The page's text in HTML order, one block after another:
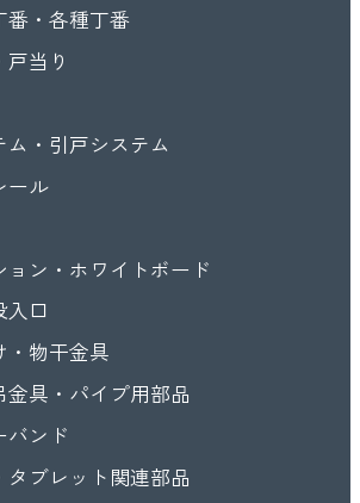
番・各種丁番
当り
ム・引戸システム
ール
ョン・ホワイトボード
入口
・物干金具
金具・パイプ用部品
バンド
タブレット関連部品